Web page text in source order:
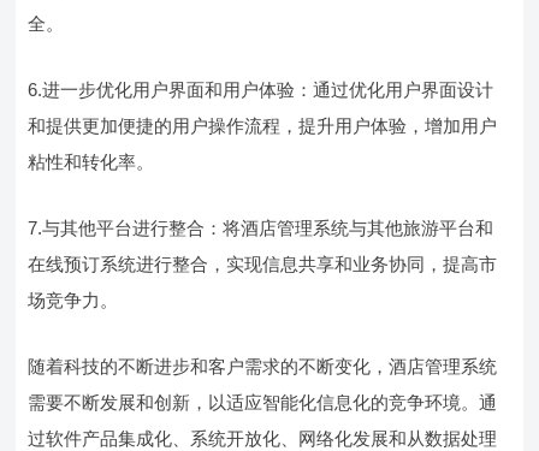
全。
6.进一步优化用户界面和用户体验：通过优化用户界面设计
和提供更加便捷的用户操作流程，提升用户体验，增加用户
粘性和转化率。
7.与其他平台进行整合：将酒店管理系统与其他旅游平台和
在线预订系统进行整合，实现信息共享和业务协同，提高市
场竞争力。
随着科技的不断进步和客户需求的不断变化，酒店管理系统
需要不断发展和创新，以适应智能化信息化的竞争环境。通
过软件产品集成化、系统开放化、网络化发展和从数据处理